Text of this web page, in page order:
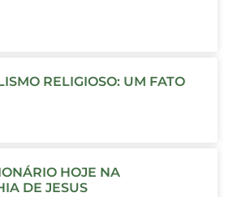
RELIGIOSO: UM FATO
HOJE NA
DE JESUS